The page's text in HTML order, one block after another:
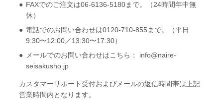
FAXでのご注文は06-6136-5180まで。（24時間年中無
休）
電話でのお問い合わせは0120-710-855まで。（平日
9:30〜12:00／13:30〜17:30）
メールでのお問い合わせはこちら： info@naire-
seisakusho.jp
カスタマーサポート受付およびメールの返信時間帯は上記
営業時間内となります。